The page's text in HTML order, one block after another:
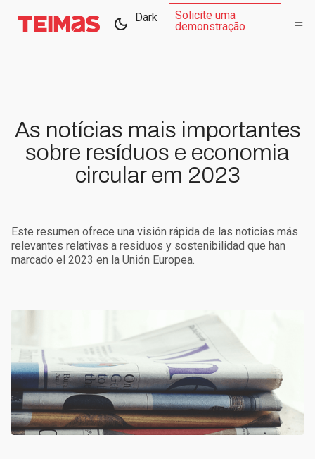
Solicite uma
demonstração
Dark
As notícias mais importantes
sobre resíduos e economia
circular em 2023
Este resumen ofrece una visión rápida de las noticias más
relevantes relativas a residuos y sostenibilidad que han
marcado el 2023 en la Unión Europea.